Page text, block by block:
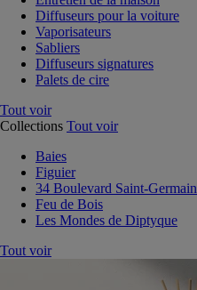
Diffuseurs pour la voiture
Vaporisateurs
Sabliers
Diffuseurs signatures
Palets de cire
Tout voir
Collections Tout voir
Baies
Figuier
34 Boulevard Saint-Germain
Feu de Bois
Les Mondes de Diptyque
Tout voir